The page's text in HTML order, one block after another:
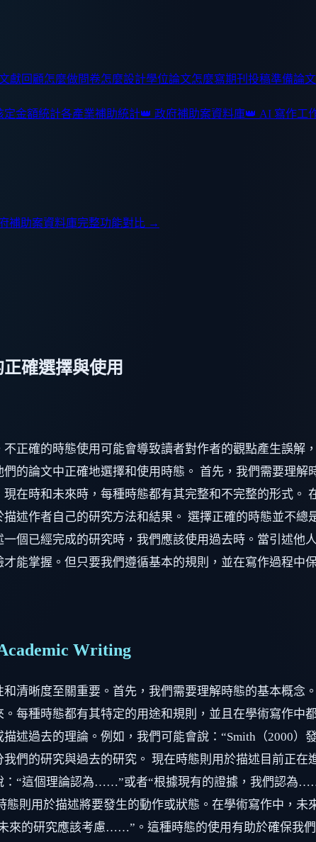
獻回顧怎麼做問卷怎麼設計學位論文怎麼寫期刊投稿準備論
定金額統計各產業補助統計👑 政府補助案資料庫👑 AI 寫作工
補助案資料庫完整功能對比 →
確選擇與使用
正確的時態使用可能會導致讀者對作者的觀點產生誤解
的論文中正確地選擇和使用時態。 首先，我們需要理
在時和未來時，每種時態都有其完整和不完整的形式。
述作者自己的研究方法和結果。 選擇正確的時態並不
個已經完成的研究時，我們應該使用過去時。當引述他
能掌握。但只要我們遵循基本的規則，並在寫作過程
Writing
清晰度至關重要。首先，我們需要理解時態的基本概念
每種時態都有其特定的用途和規則，並且在學術寫作中
述過去的理論。例如，我們可能會說：“Smith（
們的研究與過去的研究。 現在時態則用於描述目前正
“這個理論認為……”或者“根據現有的證據，我們認為
則用於描述將要發生的動作或狀態。在學術寫作中，
的研究應該考慮……”。這種時態的使用有助於確保我